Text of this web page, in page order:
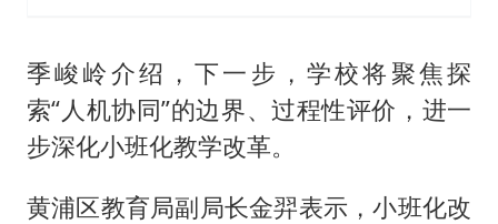
季峻岭介绍，下一步，学校将聚焦探
索“人机协同”的边界、过程性评价，进一
步深化小班化教学改革。
黄浦区教育局副局长金羿表示，小班化改